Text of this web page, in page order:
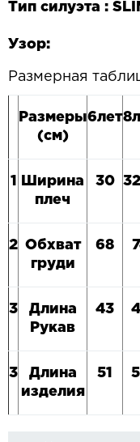
Тип силуэта :
Узор:
Размерная
Размеры
(см)
6лет8
1
Ширина
плеч
30 32
2 Обхват
груди
68
3
Длина
Рукав
43
3
Длина
изделия
51